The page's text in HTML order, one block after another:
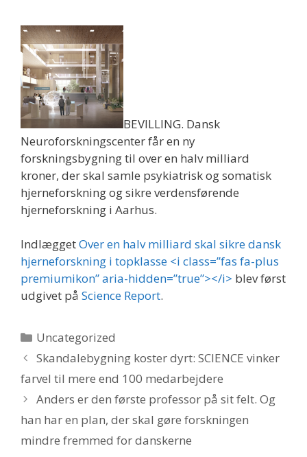
BEVILLING. Dansk
Neuroforskningscenter får en ny
forskningsbygning til over en halv milliard
kroner, der skal samle psykiatrisk og somatisk
hjerneforskning og sikre verdensførende
hjerneforskning i Aarhus.
IndlæggetOver en halv milliard skal sikre dansk
hjerneforskning i topklasse <i class=”fas fa-plus
premiumikon” aria-hidden=”true”></i> blev først
udgivet på Science Report.
Kategorier
Uncategorized
Skandalebygning koster dyrt: SCIENCE vinker
farvel til mere end 100 medarbejdere
Anders er den første professor på sit felt. Og
han har en plan, der skal gøre forskningen
mindre fremmed for danskerne